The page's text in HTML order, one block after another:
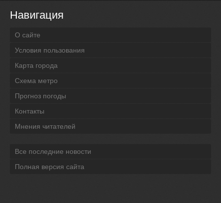
Навигация
О сайте
Условия пользования
Карта города
Схема метро
Прогноз погоды
Контакты
Мнения читателей
Все последние новости
Полная версия сайта